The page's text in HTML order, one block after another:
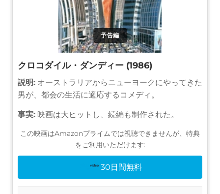
予告編
クロコダイル・ダンディー (1986)
説明: オーストラリアからニューヨークにやってきた
男が、都会の生活に適応するコメディ。
事実: 映画は大ヒットし、続編も制作された。
この映画はAmazonプライムでは視聴できませんが、特典
をご利用いただけます:
30日間無料